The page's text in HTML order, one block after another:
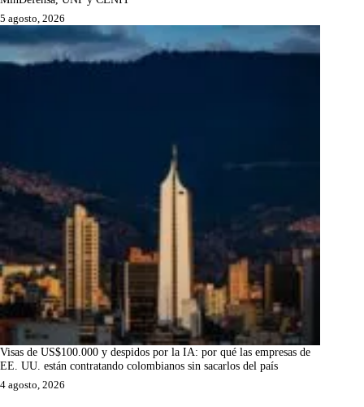
5 agosto, 2026
Visas de US$100.000 y despidos por la IA: por qué las empresas de
EE. UU. están contratando colombianos sin sacarlos del país
4 agosto, 2026